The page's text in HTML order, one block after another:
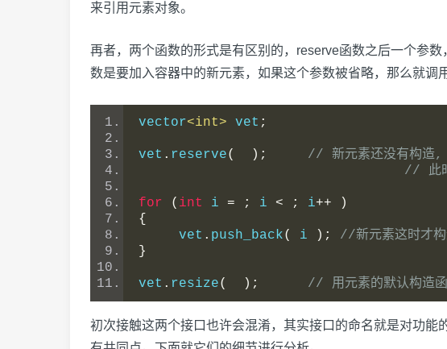
来引用元素对象。
再者，两个函数的形式是有区别的，reserve函数之后一个参
数是要加入容器中的新元素，如果这个参数被省略，那么就调
vector<int> vet ;
vet . reserve( );
// 新元素还没有构造,
// 此
for ( int i = ; i < ; i++
)
{
     vet
. push_back( i );
//新元素这时才
}
vet . resize( ); // 用元素的默认构造函
初次接触这两个接口也许会混淆，其实接口的命名就是对功